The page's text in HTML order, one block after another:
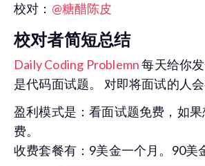
校对： @糖醋陈皮
校对者简短总结
Daily Coding Problemn每天给你
是代码面试题。 对即将面试的人会
盈利模式是：看面试题免费，如
费。
收费套餐有：9美金一个月。90美